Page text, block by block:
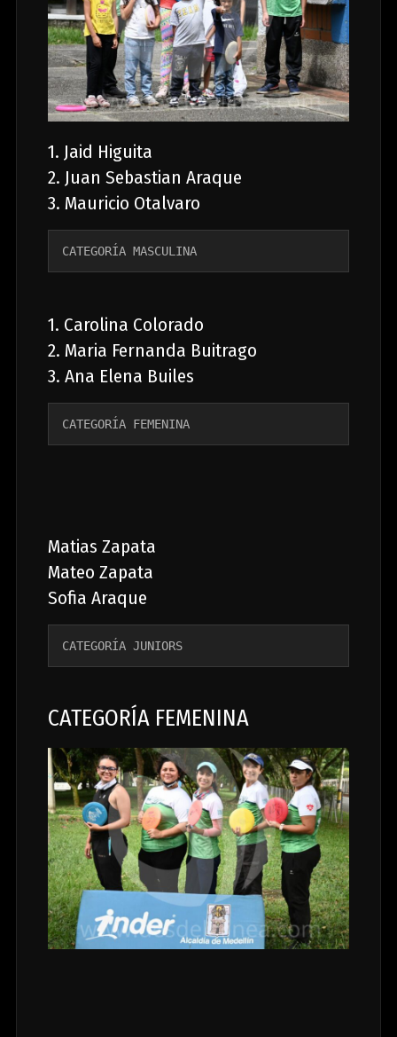
1. Jaid Higuita
2. Juan Sebastian Araque
3. Mauricio Otalvaro
CATEGORÍA MASCULINA
1. Carolina Colorado
2. Maria Fernanda Buitrago
3. Ana Elena Builes
CATEGORÍA FEMENINA
Matias Zapata
Mateo Zapata
Sofia Araque
CATEGORÍA JUNIORS
CATEGORÍA FEMENINA